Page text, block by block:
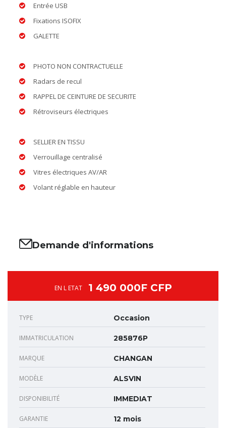
Entrée USB
Fixations ISOFIX
GALETTE
PHOTO NON CONTRACTUELLE
Radars de recul
RAPPEL DE CEINTURE DE SECURITE
Rétroviseurs électriques
SELLIER EN TISSU
Verrouillage centralisé
Vitres électriques AV/AR
Volant réglable en hauteur
Demande d'informations
EN L ETAT 1 490 000F CFP
TYPE Occasion
IMMATRICULATION 285876P
MARQUE CHANGAN
MODÈLE ALSVIN
DISPONIBILITÉ IMMEDIAT
GARANTIE 12 mois